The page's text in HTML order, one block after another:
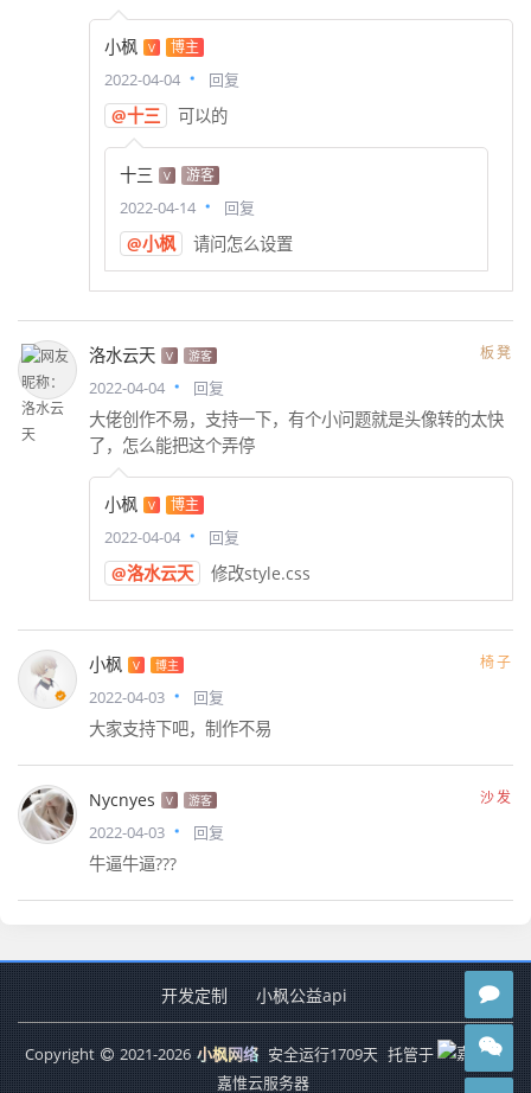
小枫 V 博主
2022-04-04 回复
@十三 可以的
十三 V 游客
2022-04-14 回复
@小枫 请问怎么设置
洛水云天 V 游客 板凳
2022-04-04 回复
大佬创作不易，支持一下，有个小问题就是头像转的太快
了，怎么能把这个弄停
小枫 V 博主
2022-04-04 回复
@洛水云天 修改style.css
小枫 V 博主 椅子
2022-04-03 回复
大家支持下吧，制作不易
Nycnyes V 游客 沙发
2022-04-03 回复
牛逼牛逼???
开发定制 小枫公益api
Copyright 2021-2026 小枫网络 安全运行1709天 托管于
嘉惟云服务器